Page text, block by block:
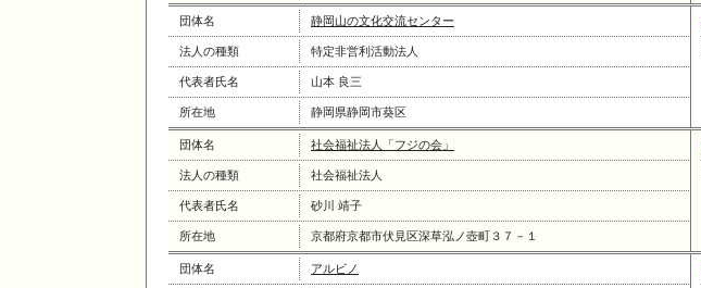
団体名 静岡山の文化交流センター
法人の種類 特定非営利活動法人
代表者氏名 山本 良三
所在地 静岡県静岡市葵区
団体名 社会福祉法人「フジの会」
法人の種類 社会福祉法人
代表者氏名 砂川 靖子
所在地 京都府京都市伏見区深草泓ノ壺町３７－１
団体名 アルビノ